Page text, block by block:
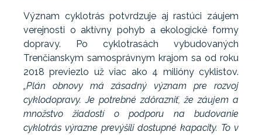
Význam cyklotrás potvrdzuje aj rastúci záujem
verejnosti o aktívny pohyb a ekologické formy
dopravy. Po cyklotrasách vybudovaných
Trenčianskym samosprávnym krajom sa od roku
2018 previezlo už viac ako 4 milióny cyklistov.
„Plán obnovy má zásadný význam pre rozvoj
cyklodopravy. Je potrebné zdôrazniť, že záujem a
množstvo žiadostí o podporu na budovanie
cyklotrás výrazne prevýšili dostupné kapacity. To v